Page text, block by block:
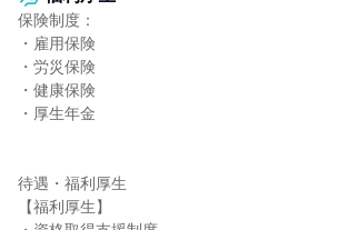
保険制度：
・雇用保険
・労災保険
・健康保険
・厚生年金
待遇・福利厚生
【福利厚生】